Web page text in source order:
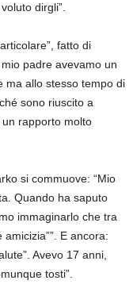
dirgli”.
fatto di
padre avevamo un
ma allo stesso tempo di
sono riuscito a
un rapporto molto
si commuove: “Mio
Quando ha saputo
immaginarlo che tra
E ancora:
Avevo 17 anni,
tosti”.